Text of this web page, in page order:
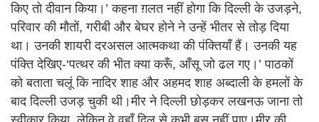
किए तो दीवान किया।’ कहना ग़लत नहीं होगा कि दिल्ली के उजड़ने,
परिवार की मौतों, गरीबी और बेघर होने ने उन्हें भीतर से तोड़ दिया
था। उनकी शायरी दरअसल आत्मकथा की पंक्तियाँ हैं। उनकी यह
पंक्ति देखिए-‘पत्थर की भीत क्या करूँ, आँसू जो ढल गए।’ पाठकों
को बताता चलूं कि नादिर शाह और अहमद शाह अब्दाली के हमलों के
बाद दिल्ली उजड़ चुकी थी।मीर ने दिल्ली छोड़कर लखनऊ जाना तो